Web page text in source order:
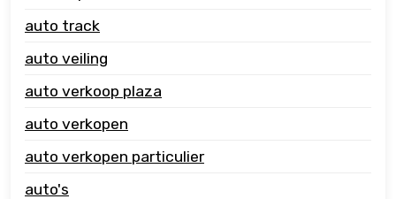
auto track
auto veiling
auto verkoop plaza
auto verkopen
auto verkopen particulier
auto's